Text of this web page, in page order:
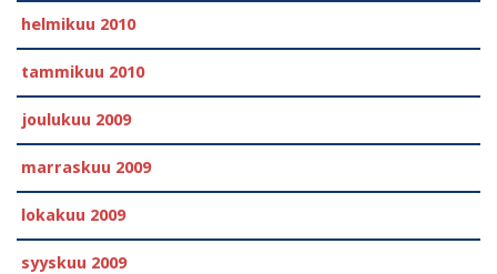
helmikuu 2010
tammikuu 2010
joulukuu 2009
marraskuu 2009
lokakuu 2009
syyskuu 2009